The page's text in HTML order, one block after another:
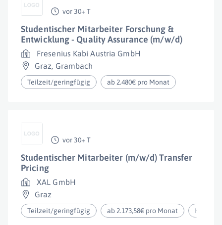
vor 30+ T
Studentischer Mitarbeiter Forschung &
Entwicklung - Quality Assurance (m/w/d)
Fresenius Kabi Austria GmbH
Graz, Grambach
Teilzeit/geringfügig ab 2.480€ pro Monat
vor 30+ T
Studentischer Mitarbeiter (m/w/d) Transfer
Pricing
XAL GmbH
Graz
Teilzeit/geringfügig ab 2.173,58€ pro Monat